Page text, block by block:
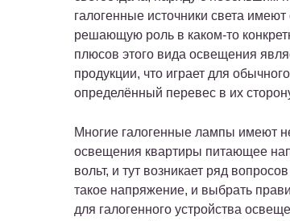
галогенные источники света
решающую роль в каком-то
плюсов этого вида освещения
продукции, что играет для
определённый перевес в их
Многие галогенные лампы имеют
освещения квартиры питающее
вольт, и тут возникает ряд
такое напряжение, и выбрать
для галогенного устройства